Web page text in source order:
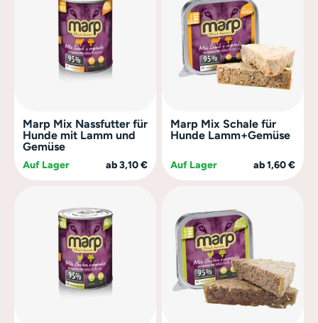
Marp Mix Nassfutter für
Hunde mit Lamm und
Gemüse
Auf Lager ab 3,10 €
Marp Mix Schale für
Hunde Lamm+Gemüse
Auf Lager ab 1,60 €